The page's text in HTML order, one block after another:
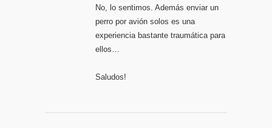
No, lo sentimos. Además enviar un
perro por avión solos es una
experiencia bastante traumática para
ellos…
Saludos!